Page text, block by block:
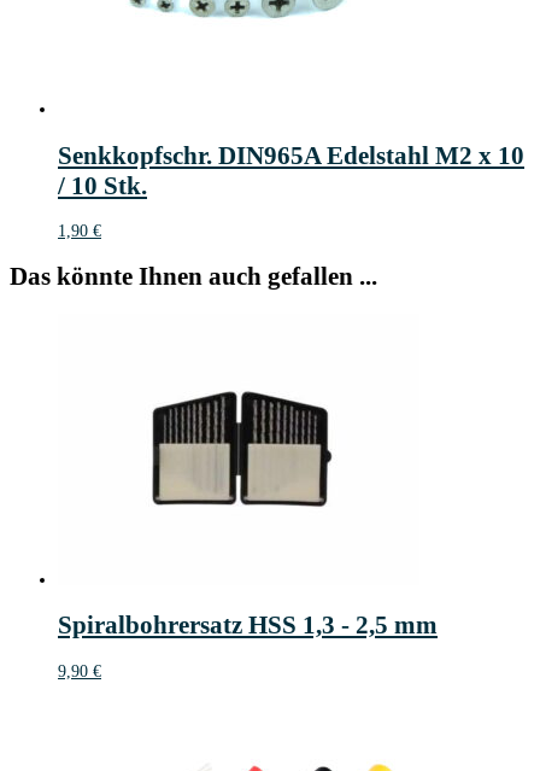
Senkkopfschr. DIN965A Edelstahl M2 x 10
/ 10 Stk.
1,90 €
Das könnte Ihnen auch gefallen ...
Spiralbohrersatz HSS 1,3 - 2,5 mm
9,90 €